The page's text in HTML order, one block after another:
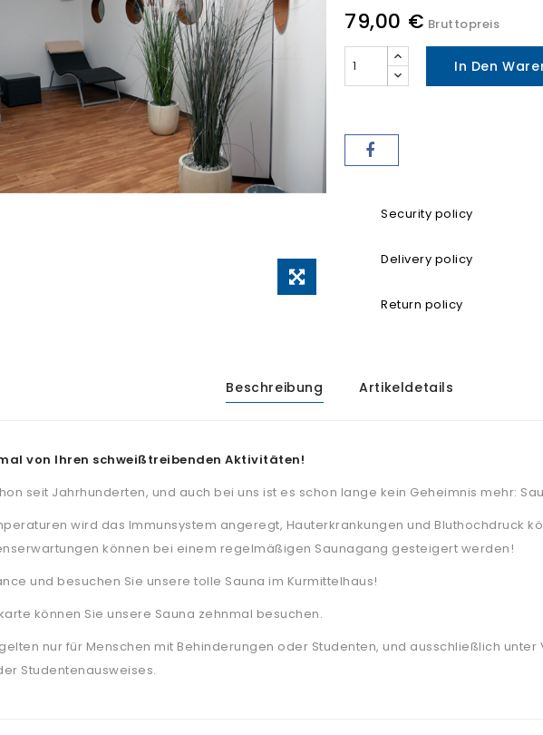
79,00 € Bruttopreis
In Den
Security policy
Delivery policy
Return policy
Beschreibung Artikeldetails
von Ihren schweißtreibenden Aktivitäten!
seit Jahrhunderten, und auch bei uns ist es schon lange kein Geheimnis mehr:
wird das Immunsystem angeregt, Hauterkrankungen und Bluthochdruck
können bei einem regelmäßigen Saunagang gesteigert werden!
und besuchen Sie unsere tolle Sauna im Kurmittelhaus!
können Sie unsere Sauna zehnmal besuchen.
nur für Menschen mit Behinderungen oder Studenten, und ausschließlich
Studentenausweises.